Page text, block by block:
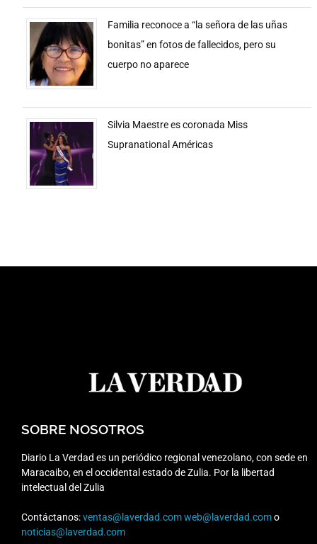
Familia reconoce a “la señora de las uñas
bonitas” en fotos de fallecidos, pero su
cuerpo no aparece
Silvia Maestre es coronada Miss
Supranational Américas
SOBRE NOSOTROS
Diario La Verdad es un periódico regional venezolano, con sede en
Maracaibo, en el occidental estado de Zulia. Por la libertad
intelectual del Zulia
Contáctanos:ventas@laverdad.comweb@laverdad.como
noticias@laverdad.com